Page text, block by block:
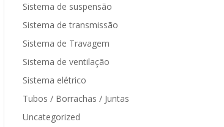
Sistema de suspensão
Sistema de transmissão
Sistema de Travagem
Sistema de ventilação
Sistema elétrico
Tubos / Borrachas / Juntas
Uncategorized